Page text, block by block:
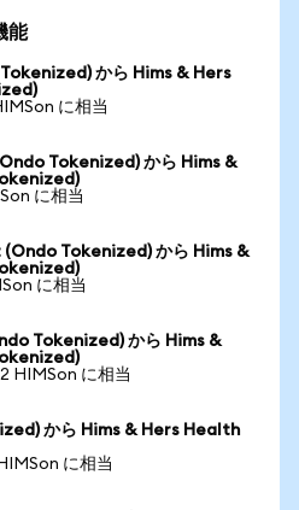
能
から Hims & Hers
に相当
Tokenized) から Hims &
に相当
Tokenized) から Hims &
に相当
Tokenized) から Hims &
HIMSon に相当
から Hims & Hers Health
に相当